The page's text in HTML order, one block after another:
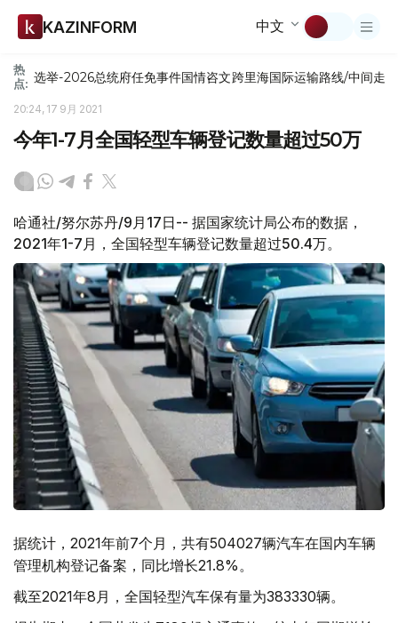
KAZINFORM 中文
热
点: 选举-2026总统府任免事件国情咨文跨里海国际运输路线/中间走廊
20:24, 17 9月 2021
今年1-7月全国轻型车辆登记数量超过50万
哈通社/努尔苏丹/9月17日-- 据国家统计局公布的数据，
2021年1-7月，全国轻型车辆登记数量超过50.4万。
据统计，2021年前7个月，共有504027辆汽车在国内车辆
管理机构登记备案，同比增长21.8%。
截至2021年8月，全国轻型汽车保有量为383330辆。